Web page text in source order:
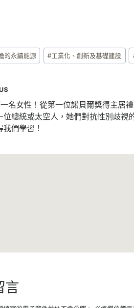
的永續能源 #工業化、創新及基礎建設
名女性！從第一位諾貝爾獎得主居
位總統或太空人，她們對抗性別歧視
們學習！
言